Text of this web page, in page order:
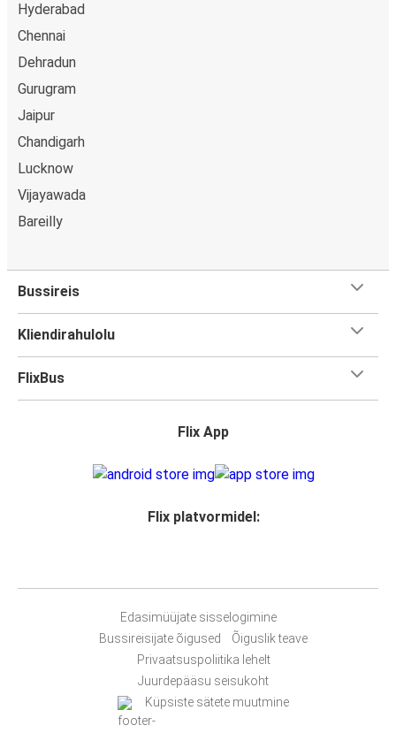
Hyderabad
Chennai
Dehradun
Gurugram
Jaipur
Chandigarh
Lucknow
Vijayawada
Bareilly
Bussireis
Kliendirahulolu
FlixBus
Flix App
Flix platvormidel:
Edasimüüjate sisselogimine
Bussireisijate õigused
Õiguslik teave
Privaatsuspoliitika lehelt
Juurdepääsu seisukoht
Küpsiste sätete muutmine